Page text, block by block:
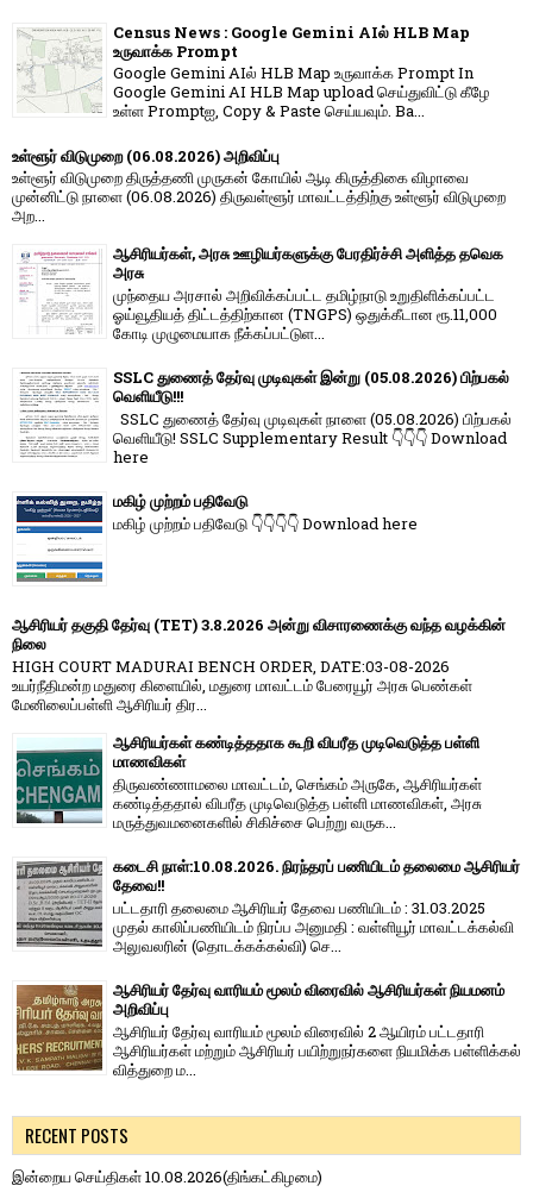
Census News : Google Gemini AIல் HLB Map
உருவாக்க Prompt
Google Gemini AIல் HLB Map உருவாக்க Prompt In
Google Gemini AI HLB Map upload செய்துவிட்டு கீழே
உள்ள Promptஐ, Copy & Paste செய்யவும். Ba...
உள்ளூர் விடுமுறை (06.08.2026) அறிவிப்பு
உள்ளூர் விடுமுறை திருத்தணி முருகன் கோயில் ஆடி கிருத்திகை விழாவை
முன்னிட்டு நாளை (06.08.2026) திருவள்ளூர் மாவட்டத்திற்கு உள்ளூர் விடுமுறை
அற...
ஆசிரியர்கள், அரசு ஊழியர்களுக்கு பேரதிர்ச்சி அளித்த தவெக
அரசு
முந்தைய அரசால் அறிவிக்கப்பட்ட தமிழ்நாடு உறுதிளிக்கப்பட்ட
ஓய்வூதியத் திட்டத்திற்கான (TNGPS) ஒதுக்கீடான ரூ.11,000
கோடி முழுமையாக நீக்கப்பட்டுள...
SSLC துணைத் தேர்வு முடிவுகள் இன்று (05.08.2026) பிற்பகல்
வெளியீடு!!!
SSLC துணைத் தேர்வு முடிவுகள் நாளை (05.08.2026) பிற்பகல்
வெளியீடு! SSLC Supplementary Result 👇👇👇 Download
here
மகிழ் முற்றம் பதிவேடு
மகிழ் முற்றம் பதிவேடு 👇👇👇👇 Download here
ஆசிரியர் தகுதி தேர்வு (TET) 3.8.2026 அன்று விசாரணைக்கு வந்த வழக்கின்
நிலை
HIGH COURT MADURAI BENCH ORDER, DATE:03-08-2026
உயர்நீதிமன்ற மதுரை கிளையில், மதுரை மாவட்டம் பேரையூர் அரசு பெண்கள்
மேனிலைப்பள்ளி ஆசிரியர் திர...
ஆசிரியர்கள் கண்டித்ததாக கூறி விபரீத முடிவெடுத்த பள்ளி
மாணவிகள்
திருவண்ணாமலை மாவட்டம், செங்கம் அருகே, ஆசிரியர்கள்
கண்டித்ததால் விபரீத முடிவெடுத்த பள்ளி மாணவிகள், அரசு
மருத்துவமனைகளில் சிகிச்சை பெற்று வருக...
கடைசி நாள்:10.08.2026. நிரந்தரப் பணியிடம் தலைமை ஆசிரியர்
தேவை!!
பட்டதாரி தலைமை ஆசிரியர் தேவை பணியிடம் : 31.03.2025
முதல் காலிப்பணியிடம் நிரப்ப அனுமதி : வள்ளியூர் மாவட்டக்கல்வி
அலுவலரின் (தொடக்கக்கல்வி) செ...
ஆசிரியர் தேர்வு வாரியம் மூலம் விரைவில் ஆசிரியர்கள் நியமனம்
அறிவிப்பு
ஆசிரியர் தேர்வு வாரி​யம் மூலம் விரை​வில் 2 ஆயிரம் பட்​ட​தாரி
ஆசிரியர்​கள் மற்​றும் ஆசிரியர் பயிற்றுநர்​களை நியமிக்க பள்​ளிக்​கல்​
வித்​துறை ம...
RECENT POSTS
இன்றைய செய்திகள் 10.08.2026(திங்கட்கிழமை)